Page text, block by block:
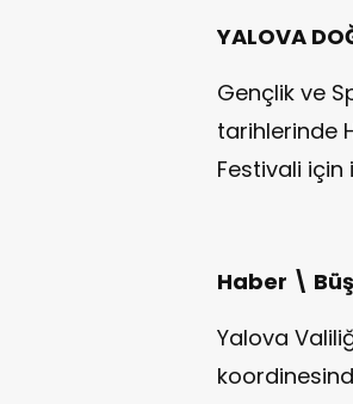
YALOVA
Gençlik ve
tarihlerinde
Festivali için
Haber \
Yalova